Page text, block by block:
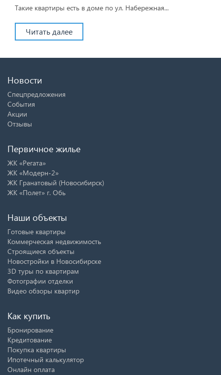
Такие квартиры есть в доме по ул. Набережная...
Читать далее
Новости
Спецпредложения
События
Акции
Отзывы
Первичное жилье
ЖК «Регата»
ЖК «Модерн-2»
ЖК Гранатовый (Новосибирск)
ЖК «Полет» г. Обь
Наши объекты
Готовые квартиры
Коммерческая недвижимость
Строящиеся объекты
Новостройки в Новосибирске
3D туры по квартирам
Фотографии отделки
Видео обзоры квартир
Как купить
Бронирование
Кредитование
Покупка квартиры
Ипотечный калькулятор
Онлайн оплата